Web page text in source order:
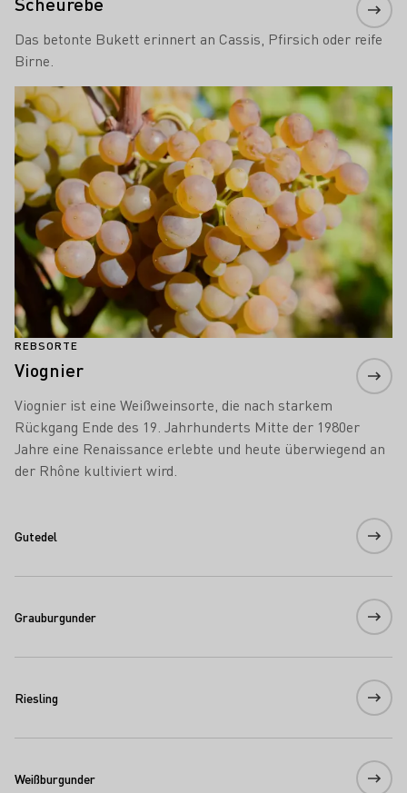
Das betonte Bukett erinnert an Cassis, Pfirsich oder reife
Birne.
REBSORTE
Viognier
Viognier ist eine Weißweinsorte, die nach starkem
Rückgang Ende des 19. Jahrhunderts Mitte der 1980er
Jahre eine Renaissance erlebte und heute überwiegend an
der Rhône kultiviert wird.
Mehr erfahren
Gutedel
Grauburgunder
Riesling
Weißburgunder